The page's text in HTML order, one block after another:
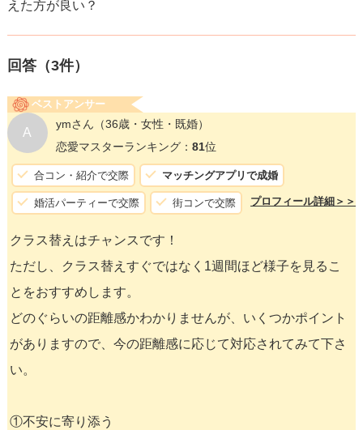
えた方が良い？
回答（3件）
ベストアンサー
A
ymさん （36歳・女性・既婚）
恋愛マスターランキング： 81位
合コン・紹介で交際 マッチングアプリで成婚
婚活パーティーで交際 街コンで交際 プロフィール詳細＞＞
クラス替えはチャンスです！
ただし、クラス替えすぐではなく1週間ほど様子を見るこ
とをおすすめします。
どのぐらいの距離感かわかりませんが、いくつかポイント
がありますので、今の距離感に応じて対応されてみて下さ
い。
①不安に寄り添う